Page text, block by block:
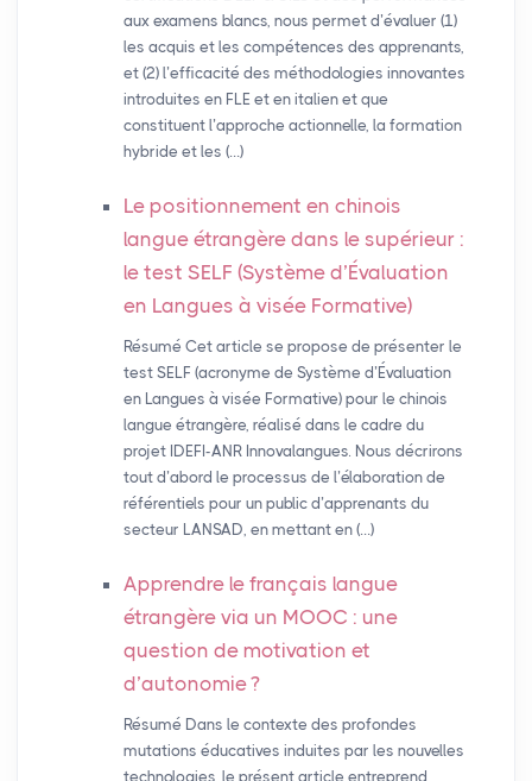
aux examens blancs, nous permet d’évaluer (1)
les acquis et les compétences des apprenants,
et (2) l’efficacité des méthodologies innovantes
introduites en FLE et en italien et que
constituent l’approche actionnelle, la formation
hybride et les (…)
Le positionnement en chinois
langue étrangère dans le supérieur :
le test SELF (Système d’Évaluation
en Langues à visée Formative)
Résumé Cet article se propose de présenter le
test SELF (acronyme de Système d’Évaluation
en Langues à visée Formative) pour le chinois
langue étrangère, réalisé dans le cadre du
projet IDEFI-ANR Innovalangues. Nous décrirons
tout d’abord le processus de l’élaboration de
référentiels pour un public d’apprenants du
secteur LANSAD, en mettant en (…)
Apprendre le français langue
étrangère via un MOOC : une
question de motivation et
d’autonomie?
Résumé Dans le contexte des profondes
mutations éducatives induites par les nouvelles
technologies, le présent article entreprend